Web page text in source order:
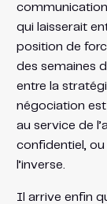
qui laisserait
position de
des semaines
entre la
négociation
au service de
confidentiel,
l’inverse.
Il arrive enfin